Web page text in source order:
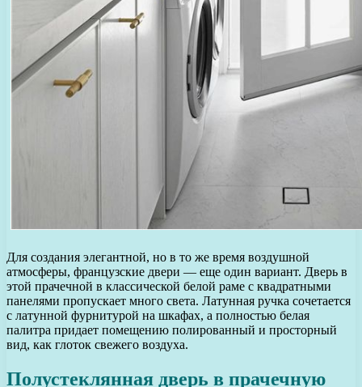
Для создания элегантной, но в то же время воздушной
атмосферы, французские двери — еще один вариант. Дверь в
этой прачечной в классической белой раме с квадратными
панелями пропускает много света. Латунная ручка сочетается
с латунной фурнитурой на шкафах, а полностью белая
палитра придает помещению полированный и просторный
вид, как глоток свежего воздуха.
Полустеклянная дверь в прачечную